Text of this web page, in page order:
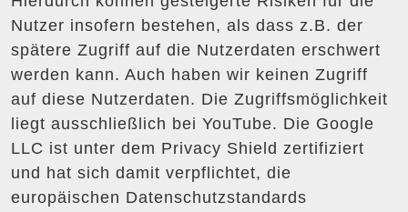
Nutzer insofern bestehen, als dass z.B. der
spätere Zugriff auf die Nutzerdaten erschwert
werden kann. Auch haben wir keinen Zugriff
auf diese Nutzerdaten. Die Zugriffsmöglichkeit
liegt ausschließlich bei YouTube. Die Google
LLC ist unter dem Privacy Shield zertifiziert
und hat sich damit verpflichtet, die
europäischen Datenschutzstandards